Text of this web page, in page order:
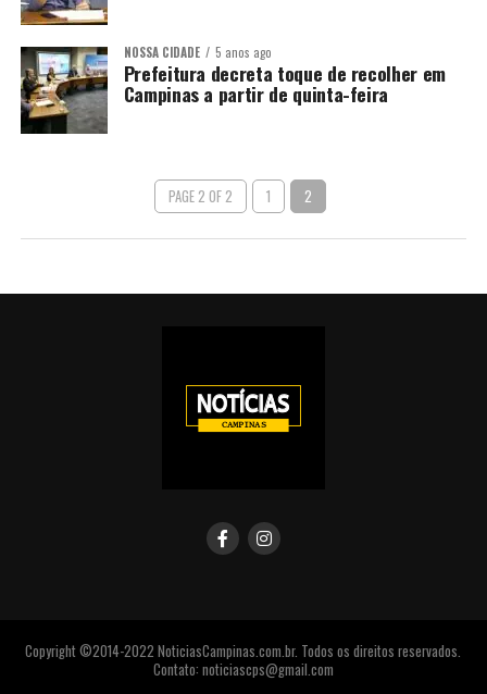
NOSSA CIDADE 5 anos ago
Prefeitura decreta toque de recolher em
Campinas a partir de quinta-feira
PAGE 2 OF 2 1 2
Copyright ©2014-2022 NoticiasCampinas.com.br. Todos os direitos reservados.
Contato: noticiascps@gmail.com